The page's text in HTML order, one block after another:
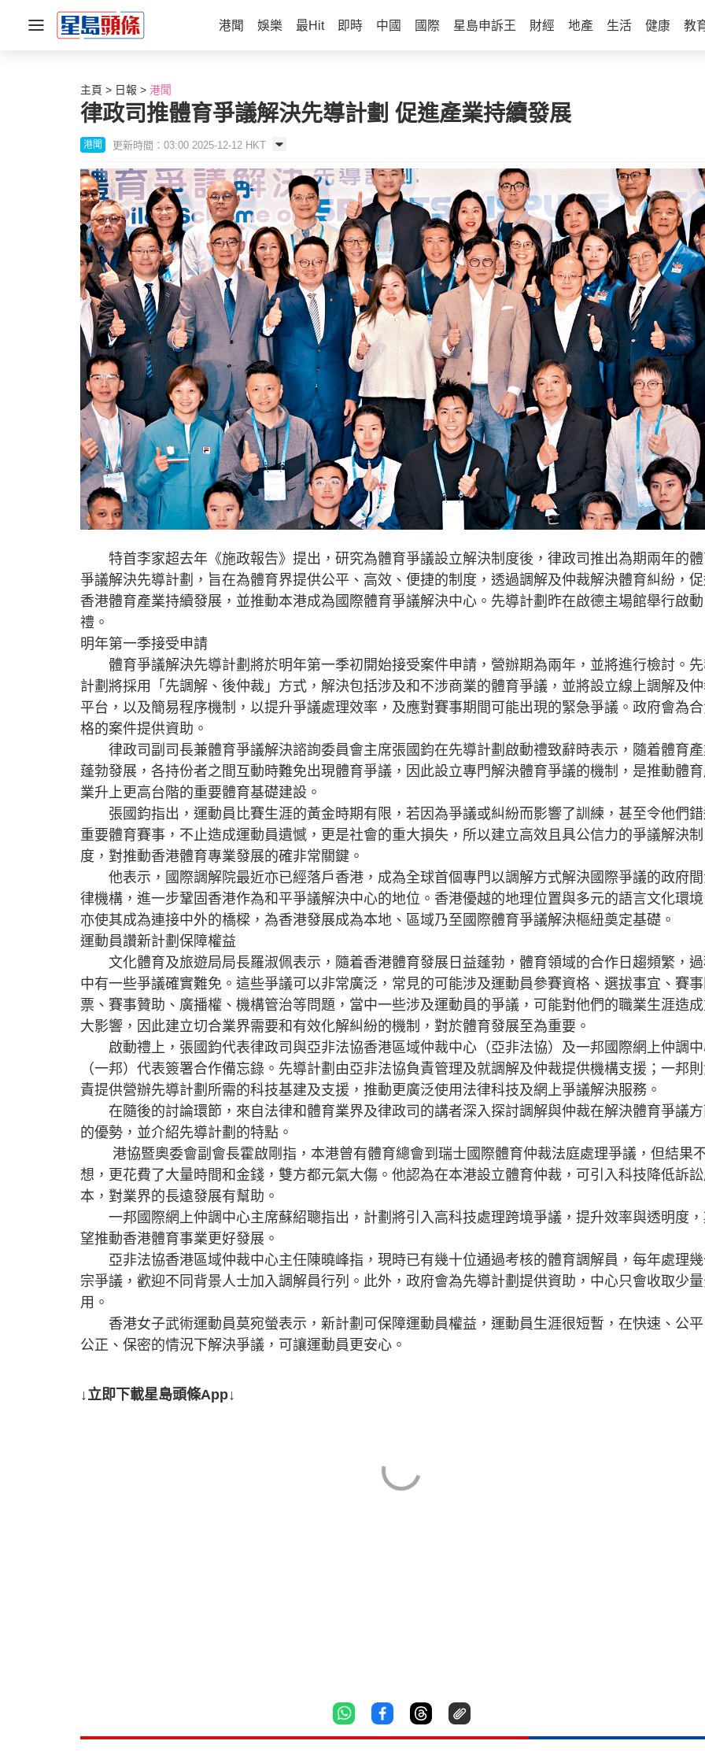
港聞 娛樂 最Hit 即時 中國 國際 星島申訴王 財經 地產 生活 健康 教
主頁 日報 港聞
律政司推體育爭議解決先導計劃 促進產業持續發展
港聞 更新時間：03:00 2025-12-12 HKT
特首李家超去年《施政報告》提出，研究為體育爭議設立解決制度後，律政司推出為期兩年的體
爭議解決先導計劃，旨在為體育界提供公平、高效、便捷的制度，透過調解及仲裁解決體育糾紛，
香港體育產業持續發展，並推動本港成為國際體育爭議解決中心。先導計劃昨在啟德主場館舉行啟動
禮。
明年第一季接受申請
體育爭議解決先導計劃將於明年第一季初開始接受案件申請，營辦期為兩年，並將進行檢討。先
計劃將採用「先調解、後仲裁」方式，解決包括涉及和不涉商業的體育爭議，並將設立線上調解及
平台，以及簡易程序機制，以提升爭議處理效率，及應對賽事期間可能出現的緊急爭議。政府會為
格的案件提供資助。
律政司副司長兼體育爭議解決諮詢委員會主席張國鈞在先導計劃啟動禮致辭時表示，隨着體育產
蓬勃發展，各持份者之間互動時難免出現體育爭議，因此設立專門解決體育爭議的機制，是推動體
業升上更高台階的重要體育基礎建設。
張國鈞指出，運動員比賽生涯的黃金時期有限，若因為爭議或糾紛而影響了訓練，甚至令他們錯
重要體育賽事，不止造成運動員遺憾，更是社會的重大損失，所以建立高效且具公信力的爭議解決制
度，對推動香港體育專業發展的確非常關鍵。
他表示，國際調解院最近亦已經落戶香港，成為全球首個專門以調解方式解決國際爭議的政府間
律機構，進一步鞏固香港作為和平爭議解決中心的地位。香港優越的地理位置與多元的語言文化環境
亦使其成為連接中外的橋樑，為香港發展成為本地、區域乃至國際體育爭議解決樞紐奠定基礎。
運動員讚新計劃保障權益
文化體育及旅遊局局長羅淑佩表示，隨着香港體育發展日益蓬勃，體育領域的合作日趨頻繁，過
中有一些爭議確實難免。這些爭議可以非常廣泛，常見的可能涉及運動員參賽資格、選拔事宜、賽事
票、賽事贊助、廣播權、機構管治等問題，當中一些涉及運動員的爭議，可能對他們的職業生涯造
大影響，因此建立切合業界需要和有效化解糾紛的機制，對於體育發展至為重要。
啟動禮上，張國鈞代表律政司與亞非法協香港區域仲裁中心（亞非法協）及一邦國際網上仲調
（一邦）代表簽署合作備忘錄。先導計劃由亞非法協負責管理及就調解及仲裁提供機構支援；一邦則
責提供營辦先導計劃所需的科技基建及支援，推動更廣泛使用法律科技及網上爭議解決服務。
在隨後的討論環節，來自法律和體育業界及律政司的講者深入探討調解與仲裁在解決體育爭議方
的優勢，並介紹先導計劃的特點。
港協暨奧委會副會長霍啟剛指，本港曾有體育總會到瑞士國際體育仲裁法庭處理爭議，但結果
想，更花費了大量時間和金錢，雙方都元氣大傷。他認為在本港設立體育仲裁，可引入科技降低訴
本，對業界的長遠發展有幫助。
一邦國際網上仲調中心主席蘇紹聰指出，計劃將引入高科技處理跨境爭議，提升效率與透明度，
望推動香港體育事業更好發展。
亞非法協香港區域仲裁中心主任陳曉峰指，現時已有幾十位通過考核的體育調解員，每年處理
宗爭議，歡迎不同背景人士加入調解員行列。此外，政府會為先導計劃提供資助，中心只會收取少
用。
香港女子武術運動員莫宛螢表示，新計劃可保障運動員權益，運動員生涯很短暫，在快速、公平
公正、保密的情況下解決爭議，可讓運動員更安心。
↓立即下載星島頭條App↓